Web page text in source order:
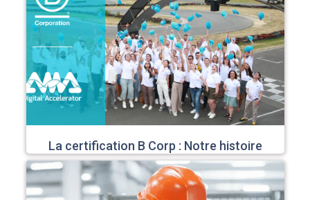
La certification B Corp : Notre histoire